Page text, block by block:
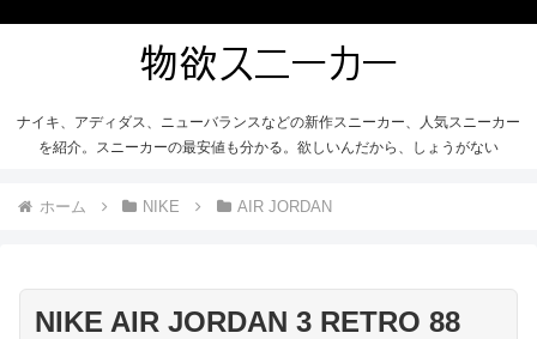
ナイキ、アディダス、ニューバランスなどの新作スニーカー、人気スニーカー
を紹介。スニーカーの最安値も分かる。欲しいんだから、しょうがない
ホーム NIKE AIR JORDAN
NIKE AIR JORDAN 3 RETRO 88